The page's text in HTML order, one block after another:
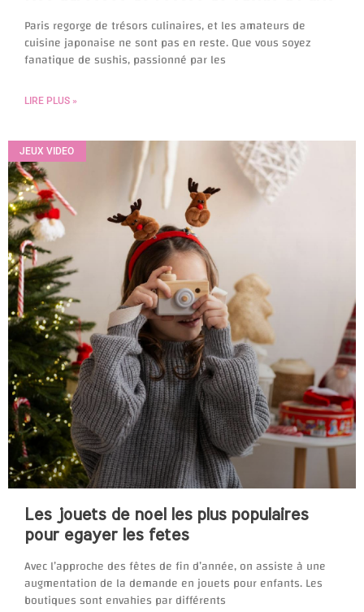
Paris regorge de trésors culinaires, et les amateurs de
cuisine japonaise ne sont pas en reste. Que vous soyez
fanatique de sushis, passionné par les
LIRE PLUS »
JEUX VIDEO
Les jouets de noel les plus populaires
pour egayer les fetes
Avec l’approche des fêtes de fin d’année, on assiste à une
augmentation de la demande en jouets pour enfants. Les
boutiques sont envahies par différents